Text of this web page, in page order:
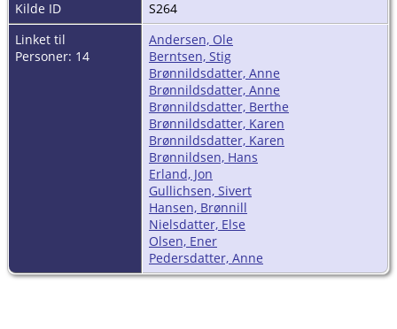
Kilde ID
S264
Linket til
Personer: 14
Andersen, Ole
Berntsen, Stig
Brønnildsdatter, Anne
Brønnildsdatter, Anne
Brønnildsdatter, Berthe
Brønnildsdatter, Karen
Brønnildsdatter, Karen
Brønnildsen, Hans
Erland, Jon
Gullichsen, Sivert
Hansen, Brønnill
Nielsdatter, Else
Olsen, Ener
Pedersdatter, Anne